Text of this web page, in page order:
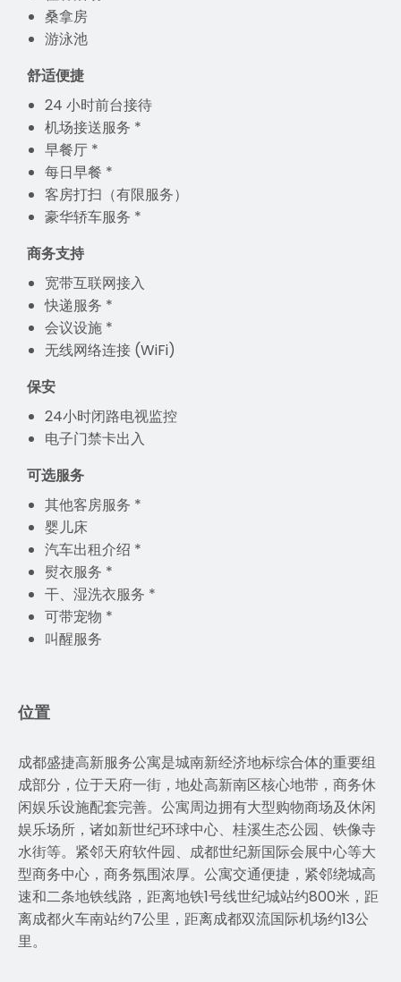
桑拿房
游泳池
舒适便捷
24 小时前台接待
机场接送服务 *
早餐厅 *
每日早餐 *
客房打扫（有限服务）
豪华轿车服务 *
商务支持
宽带互联网接入
快递服务 *
会议设施 *
无线网络连接 (WiFi)
保安
24小时闭路电视监控
电子门禁卡出入
可选服务
其他客房服务 *
婴儿床
汽车出租介绍 *
熨衣服务 *
干、湿洗衣服务 *
可带宠物 *
叫醒服务
位置
成都盛捷高新服务公寓是城南新经济地标综合体的重要组
成部分，位于天府一街，地处高新南区核心地带，商务休
闲娱乐设施配套完善。公寓周边拥有大型购物商场及休闲
娱乐场所，诸如新世纪环球中心、桂溪生态公园、铁像寺
水街等。紧邻天府软件园、成都世纪新国际会展中心等大
型商务中心，商务氛围浓厚。公寓交通便捷，紧邻绕城高
速和二条地铁线路，距离地铁1号线世纪城站约800米，距
离成都火车南站约7公里，距离成都双流国际机场约13公
里。